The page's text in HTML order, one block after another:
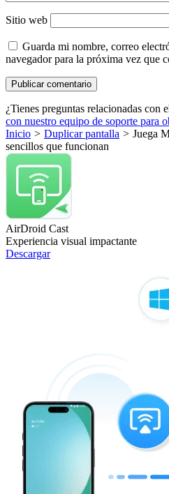
Sitio web
Guarda mi nombre, correo
navegador para la próxima vez que
¿Tienes preguntas relacionadas con
con nuestro equipo de soporte para
Inicio > Duplicar pantalla > Juega
sencillos que funcionan
AirDroid Cast
Experiencia visual impactante
Descargar